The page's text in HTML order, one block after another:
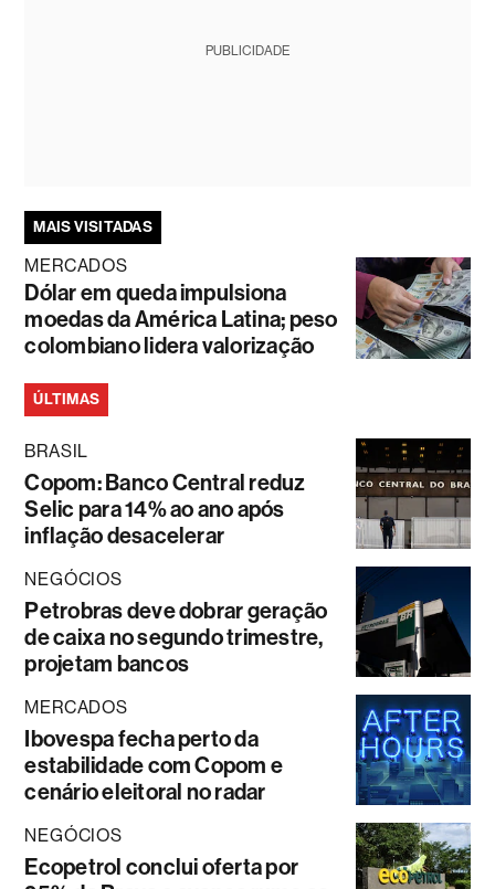
PUBLICIDADE
MAIS VISITADAS
MERCADOS
Dólar em queda impulsiona
moedas da América Latina; peso
colombiano lidera valorização
ÚLTIMAS
BRASIL
Copom: Banco Central reduz
Selic para 14% ao ano após
inflação desacelerar
NEGÓCIOS
Petrobras deve dobrar geração
de caixa no segundo trimestre,
projetam bancos
MERCADOS
Ibovespa fecha perto da
estabilidade com Copom e
cenário eleitoral no radar
NEGÓCIOS
Ecopetrol conclui oferta por